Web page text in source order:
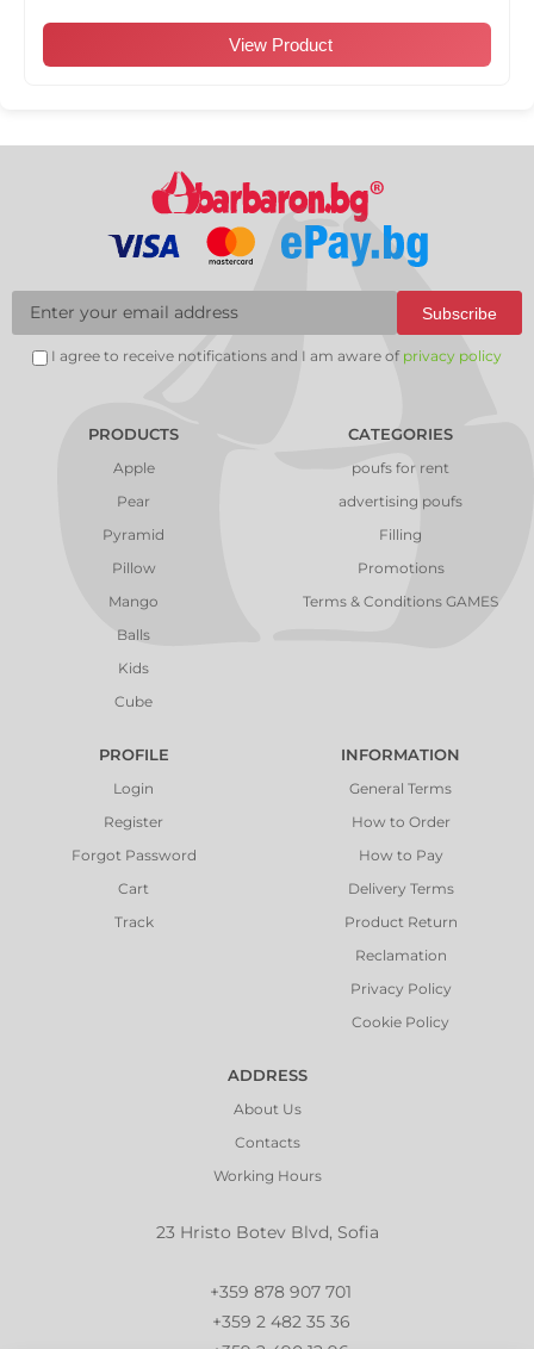
View Product
Subscribe
I agree to receive notifications and I am aware of privacy policy
PRODUCTS
Apple
Pear
Pyramid
Pillow
Mango
Balls
Kids
Cube
CATEGORIES
poufs for rent
advertising poufs
Filling
Promotions
Terms & Conditions GAMES
PROFILE
Login
Register
Forgot Password
Cart
Track
INFORMATION
General Terms
How to Order
How to Pay
Delivery Terms
Product Return
Reclamation
Privacy Policy
Cookie Policy
ADDRESS
About Us
Contacts
Working Hours
23 Hristo Botev Blvd, Sofia
+359 878 907 701
+359 2 482 35 36